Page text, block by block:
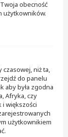
obecność
użytkowników.
niż ta,
do panelu
aby była zgodna
Afryka, czy
i większości
użytkownikiem